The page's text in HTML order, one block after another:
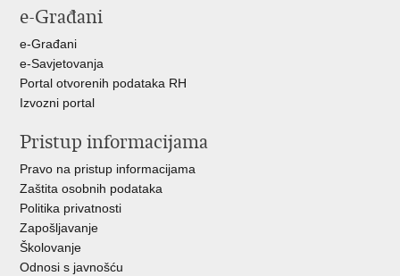
FacebookuTwitteru
e-Građani
e-Građani
e-Savjetovanja
Portal otvorenih podataka RH
Izvozni portal
Pristup informacijama
Pravo na pristup informacijama
Zaštita osobnih podataka
Politika privatnosti
Zapošljavanje
Školovanje
Odnosi s javnošću